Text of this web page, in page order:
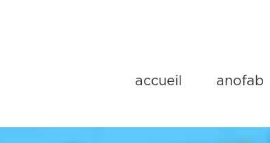
accueil anofab